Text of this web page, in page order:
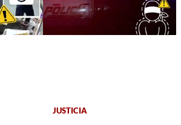
JUSTICIA